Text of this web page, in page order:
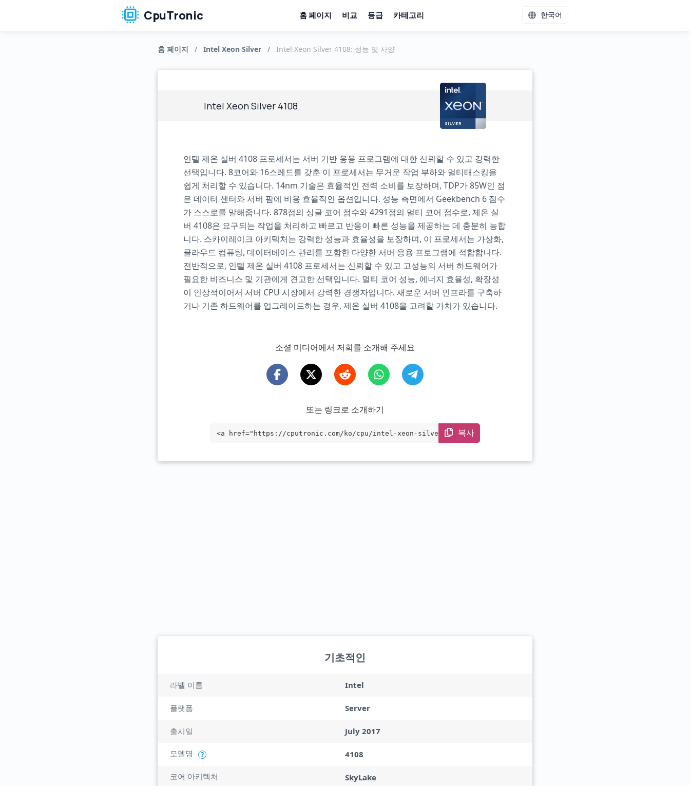
CpuTronic 홈 페이지 비교 등급 카테고리 한국어
홈 페이지 / Intel Xeon Silver / Intel Xeon Silver 4108: 성능 및 사양
Intel Xeon Silver 4108
인텔 제온 실버 4108 프로세서는 서버 기반 응용 프로그램에 대한 신뢰할 수 있고 강력한
선택입니다. 8코어와 16스레드를 갖춘 이 프로세서는 무거운 작업 부하와 멀티태스킹을
쉽게 처리할 수 있습니다. 14nm 기술은 효율적인 전력 소비를 보장하며, TDP가 85W인 점
은 데이터 센터와 서버 팜에 비용 효율적인 옵션입니다. 성능 측면에서 Geekbench 6 점수
가 스스로를 말해줍니다. 878점의 싱글 코어 점수와 4291점의 멀티 코어 점수로, 제온 실
버 4108은 요구되는 작업을 처리하고 빠르고 반응이 빠른 성능을 제공하는 데 충분히 능합
니다. 스카이레이크 아키텍처는 강력한 성능과 효율성을 보장하며, 이 프로세서는 가상화,
클라우드 컴퓨팅, 데이터베이스 관리를 포함한 다양한 서버 응용 프로그램에 적합합니다.
전반적으로, 인텔 제온 실버 4108 프로세서는 신뢰할 수 있고 고성능의 서버 하드웨어가
필요한 비즈니스 및 기관에게 견고한 선택입니다. 멀티 코어 성능, 에너지 효율성, 확장성
이 인상적이어서 서버 CPU 시장에서 강력한 경쟁자입니다. 새로운 서버 인프라를 구축하
거나 기존 하드웨어를 업그레이드하는 경우, 제온 실버 4108을 고려할 가치가 있습니다.
소셜 미디어에서 저희를 소개해 주세요
또는 링크로 소개하기
<a href="https://cputronic.com/ko/cpu/intel-xeon-silver-4108"복사
기초적인
라벨 이름 Intel
플랫폼 Server
출시일 July 2017
모델명 ? 4108
코어 아키텍처 SkyLake